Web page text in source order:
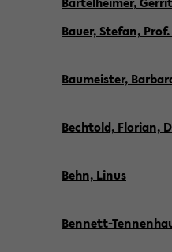
Bauer, Ste­fan,
Bau­meis­ter,
Bech­told, Flo­ri­an,
Behn, Linus
Bennett-​